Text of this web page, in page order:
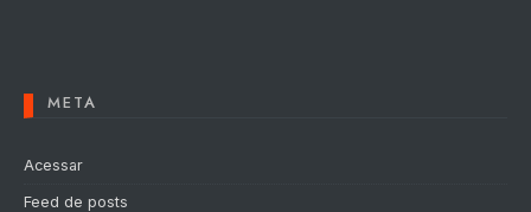
META
Acessar
Feed de posts